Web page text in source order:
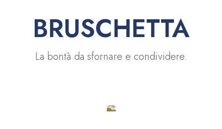
BRUSCHETTA
La bontà da sfornare e condividere.